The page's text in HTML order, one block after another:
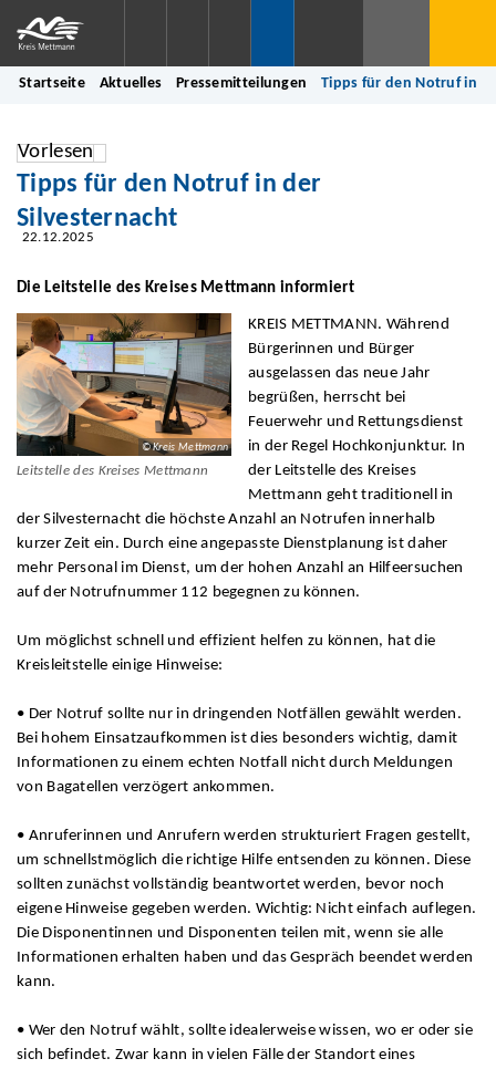
Startseite Aktuelles Pressemitteilungen Tipps für den Notruf in
Vorlesen
Tipps für den Notruf in der
Silvesternacht
22.12.2025
Die Leitstelle des Kreises Mettmann informiert
© Kreis Mettmann
Leitstelle des Kreises Mettmann
KREIS METTMANN. Während
Bürgerinnen und Bürger
ausgelassen das neue Jahr
begrüßen, herrscht bei
Feuerwehr und Rettungsdienst
in der Regel Hochkonjunktur. In
der Leitstelle des Kreises
Mettmann geht traditionell in
der Silvesternacht die höchste Anzahl an Notrufen innerhalb
kurzer Zeit ein. Durch eine angepasste Dienstplanung ist daher
mehr Personal im Dienst, um der hohen Anzahl an Hilfeersuchen
auf der Notrufnummer 112 begegnen zu können.
Um möglichst schnell und effizient helfen zu können, hat die
Kreisleitstelle einige Hinweise:
• Der Notruf sollte nur in dringenden Notfällen gewählt werden.
Bei hohem Einsatzaufkommen ist dies besonders wichtig, damit
Informationen zu einem echten Notfall nicht durch Meldungen
von Bagatellen verzögert ankommen.
• Anruferinnen und Anrufern werden strukturiert Fragen gestellt,
um schnellstmöglich die richtige Hilfe entsenden zu können. Diese
sollten zunächst vollständig beantwortet werden, bevor noch
eigene Hinweise gegeben werden. Wichtig: Nicht einfach auflegen.
Die Disponentinnen und Disponenten teilen mit, wenn sie alle
Informationen erhalten haben und das Gespräch beendet werden
kann.
• Wer den Notruf wählt, sollte idealerweise wissen, wo er oder sie
sich befindet. Zwar kann in vielen Fälle der Standort eines